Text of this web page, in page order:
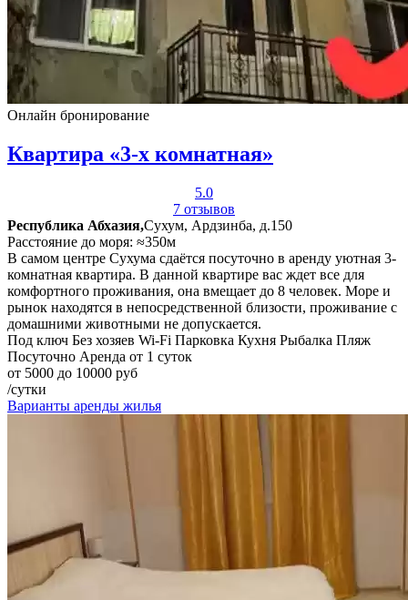
Онлайн бронирование
Квартира «3-х комнатная»
5.0
7 отзывов
Республика Абхазия,Сухум, Ардзинба, д.150
Расстояние до моря: ≈350м
В самом центре Сухума сдаётся посуточно в аренду уютная 3-
комнатная квартира. В данной квартире вас ждет все для
комфортного проживания, она вмещает до 8 человек. Море и
рынок находятся в непосредственной близости, проживание с
домашними животными не допускается.
Под ключ Без хозяев Wi-Fi Парковка Кухня Рыбалка Пляж
Посуточно Аренда от 1 суток
от 5000 до 10000 руб
/сутки
Варианты аренды жилья